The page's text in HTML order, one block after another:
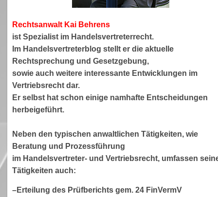
Rechtsanwalt Kai Behrens
ist Spezialist im Handelsvertreterrecht.
Im Handelsvertreterblog stellt er die aktuelle
Rechtsprechung und Gesetzgebung,
sowie auch weitere interessante Entwicklungen im
Vertriebsrecht dar.
Er selbst hat schon einige namhafte Entscheidungen
herbeigeführt.
Neben den typischen anwaltlichen Tätigkeiten, wie
Beratung und Prozessführung
im Handelsvertreter- und Vertriebsrecht, umfassen
Tätigkeiten auch:
–Erteilung des Prüfberichts gem. 24 FinVermV